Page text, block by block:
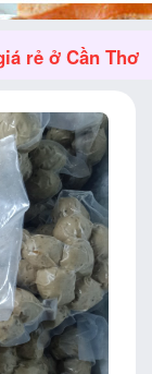
rẻ ở Cần Thơ